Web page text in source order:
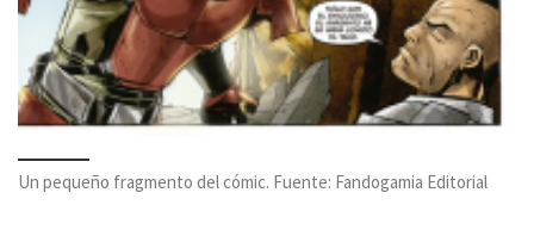
Un pequeño fragmento del cómic. Fuente: Fandogamia Editorial